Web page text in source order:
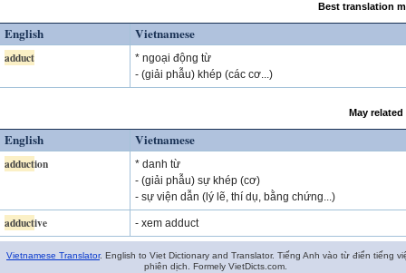
Best translation
English Vietnamese
adduct
* ngoại động từ
- (giải phẫu) khép (các cơ...)
May
English Vietnamese
adduction
* danh từ
- (giải phẫu) sự khép (cơ)
- sự viện dẫn (lý lẽ, thí dụ, bằng chứng...)
adductive - xem adduct
Vietnamese Translator. English to Viet Dictionary and Translator. Tiếng Anh vào từ điển tiếng
phiên dịch. Formely VietDicts.com.